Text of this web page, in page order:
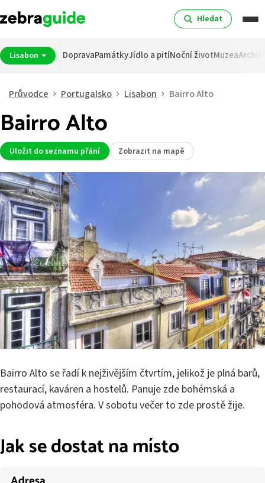
Hledat
Lisabon DopravaPamátkyJídlo a pitíNoční životMuzea
Průvodce Portugalsko Lisabon Bairro Alto
Bairro Alto
Uložit do seznamu přání Zobrazit na mapě
Bairro Alto se řadí k nejživějším čtvrtím, jelikož je plná barů,
restaurací, kaváren a hostelů. Panuje zde bohémská a
pohodová atmosféra. V sobotu večer to zde prostě žije.
Jak se dostat na místo